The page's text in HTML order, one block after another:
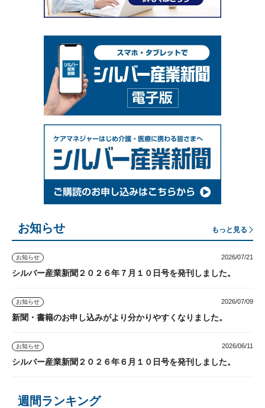
お知らせ もっと見る
お知らせ 2026/07/21
シルバー産業新聞２０２６年７月１０日号を発刊しました。
お知らせ 2026/07/09
新聞・書籍のお申し込みがより分かりやすくなりました。
お知らせ 2026/06/11
シルバー産業新聞２０２６年６月１０日号を発刊しました。
週間ランキング